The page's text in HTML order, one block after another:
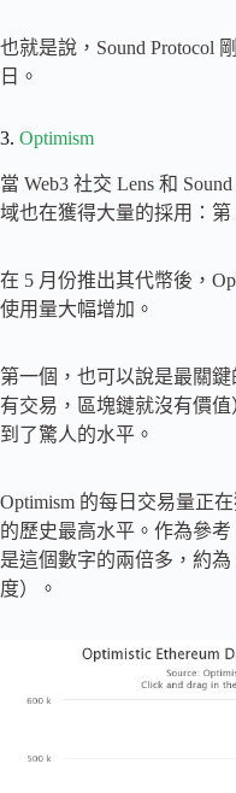
也就是說，Sound Protocol
日。
3. Optimism
當 Web3 社交 Lens 和
域也在獲得大量的採用：第
在 5 月份推出其代幣後，
使用量大幅增加。
第一個，也可以說是最關
有交易，區塊鏈就沒有價
到了驚人的水平。
Optimism 的每日交易量正
的歷史最高水平。作為參
是這個數字的兩倍多，約
度）。